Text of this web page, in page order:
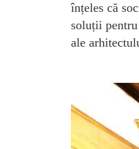
înțeles că
soluții
ale